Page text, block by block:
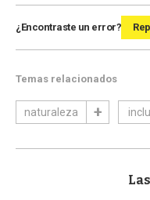
¿Encontraste un error?
Temas relacionados
naturaleza